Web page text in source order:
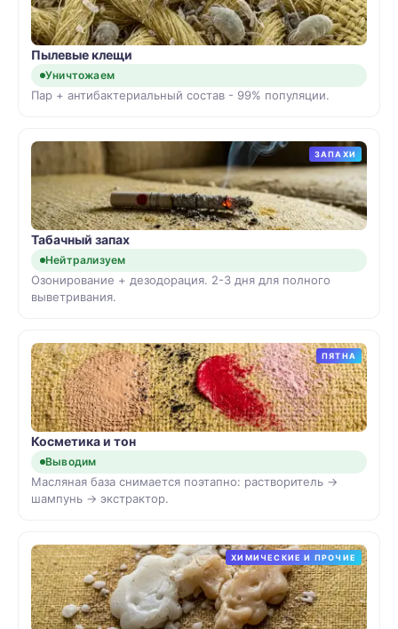
Пылевые клещи
Уничтожаем
Пар + антибактериальный состав - 99% популяции.
ЗАПАХИ
Табачный запах
Нейтрализуем
Озонирование + дезодорация. 2-3 дня для полного
выветривания.
ПЯТНА
Косметика и тон
Выводим
Масляная база снимается поэтапно: растворитель →
шампунь → экстрактор.
ХИМИЧЕСКИЕ И ПРОЧИЕ